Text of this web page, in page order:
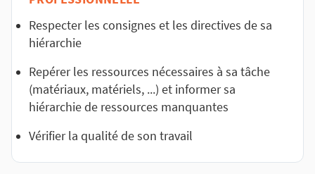
Respecter les consignes et les directives de sa
hiérarchie
Repérer les ressources nécessaires à sa tâche
(matériaux, matériels, ...) et informer sa
hiérarchie de ressources manquantes
Vérifier la qualité de son travail